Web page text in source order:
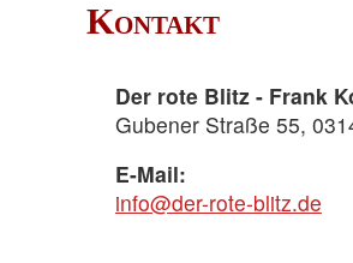
Kontakt
Der rote Blitz - Frank
Gubener Straße 55,
E-Mail:
info@der-rote-blitz.de